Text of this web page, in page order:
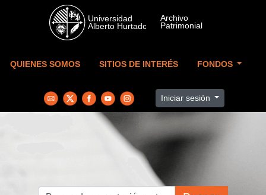
Skip to main content
QUIENES SOMOS SITIOS DE INTERÉS FONDOS
Iniciar sesión